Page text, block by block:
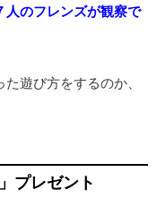
人のフレンズが観察で
遊び方をするのか、
プレゼント